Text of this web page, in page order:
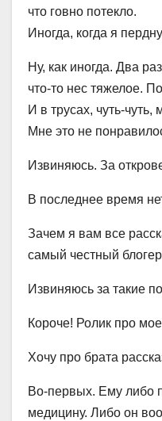
что говно потекло.
Иногда, когда я
Ну, как иногда. Два
что-то нес тяжелое.
И в трусах, чуть-
Мне это не
Извиняюсь. За
В последнее время
Зачем я вам все
самый честный
Извиняюсь за такие
Короче! Ролик про
Хочу про брата
Во-первых. Ему либо
медицину. Либо он